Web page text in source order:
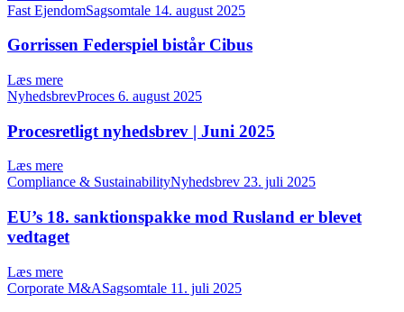
Fast EjendomSagsomtale 14. august 2025
Gorrissen Federspiel bistår Cibus
Læs mere
NyhedsbrevProces 6. august 2025
Procesretligt nyhedsbrev | Juni 2025
Læs mere
Compliance & SustainabilityNyhedsbrev 23. juli 2025
EU’s 18. sanktionspakke mod Rusland er blevet
vedtaget
Læs mere
Corporate M&ASagsomtale 11. juli 2025